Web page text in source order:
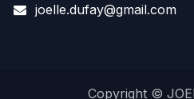
joelle.dufay@gmail.com
Copyright ©